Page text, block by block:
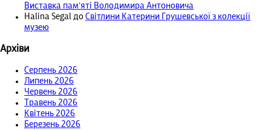
Виставка пам’яті Володимира Антоновича
Halina Segal
до Світлини Катерини Грушевської з колекції
музею
Архіви
Серпень 2026
Липень 2026
Червень 2026
Травень 2026
Квітень 2026
Березень 2026